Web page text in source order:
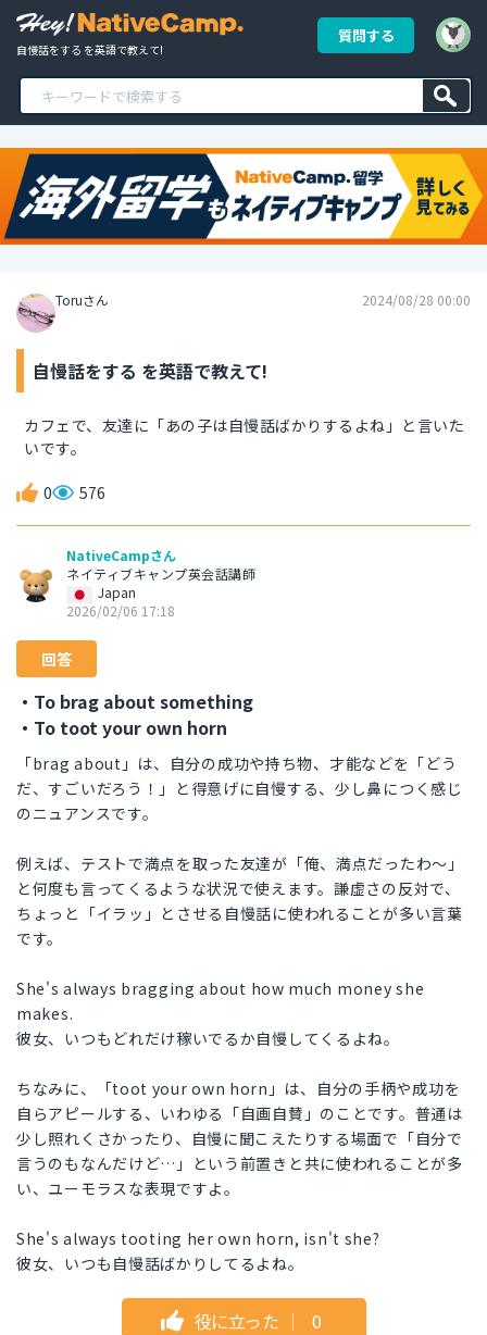
自慢話をする を英語で教えて!
質問する
Toruさん 2024/08/28 00:00
自慢話をする を英語で教えて!
カフェで、友達に「あの子は自慢話ばかりするよね」と言いた
いです。
0 576
NativeCampさん
ネイティブキャンプ英会話講師
Japan
2026/02/06 17:18
回答
・To brag about something
・To toot your own horn
「brag about」は、自分の成功や持ち物、才能などを「どう
だ、すごいだろう！」と得意げに自慢する、少し鼻につく感じ
のニュアンスです。
例えば、テストで満点を取った友達が「俺、満点だったわ〜」
と何度も言ってくるような状況で使えます。謙虚さの反対で、
ちょっと「イラッ」とさせる自慢話に使われることが多い言葉
です。
She's always bragging about how much money she
makes.
彼女、いつもどれだけ稼いでるか自慢してくるよね。
ちなみに、「toot your own horn」は、自分の手柄や成功を
自らアピールする、いわゆる「自画自賛」のことです。普通は
少し照れくさかったり、自慢に聞こえたりする場面で「自分で
言うのもなんだけど…」という前置きと共に使われることが多
い、ユーモラスな表現ですよ。
She's always tooting her own horn, isn't she?
彼女、いつも自慢話ばかりしてるよね。
役に立った ｜ 0